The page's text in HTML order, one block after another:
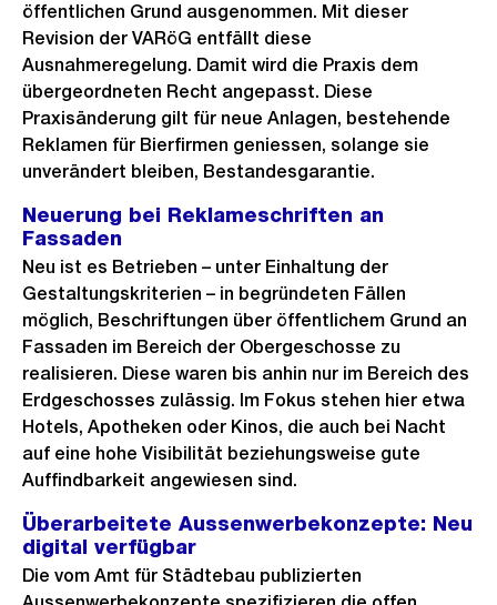
öffentlichen Grund ausgenommen. Mit dieser
Revision der VARöG entfällt diese
Ausnahmeregelung. Damit wird die Praxis dem
übergeordneten Recht angepasst. Diese
Praxisänderung gilt für neue Anlagen, bestehende
Reklamen für Bierfirmen geniessen, solange sie
unverändert bleiben, Bestandesgarantie.
Neuerung bei Reklameschriften an
Fassaden
Neu ist es Betrieben – unter Einhaltung der
Gestaltungskriterien – in begründeten Fällen
möglich, Beschriftungen über öffentlichem Grund an
Fassaden im Bereich der Obergeschosse zu
realisieren. Diese waren bis anhin nur im Bereich des
Erdgeschosses zulässig. Im Fokus stehen hier etwa
Hotels, Apotheken oder Kinos, die auch bei Nacht
auf eine hohe Visibilität beziehungsweise gute
Auffindbarkeit angewiesen sind.
Überarbeitete Aussenwerbekonzepte: Neu
digital verfügbar
Die vom Amt für Städtebau publizierten